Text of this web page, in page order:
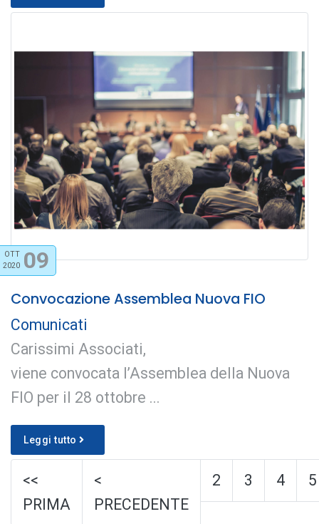
OTT
2020 09
Convocazione Assemblea Nuova FIO
Comunicati
Carissimi Associati,
viene convocata l’Assemblea della Nuova
FIO per il 28 ottobre ...
Leggi tutto
<<
PRIMA
<
PRECEDENTE
2 3 4 5